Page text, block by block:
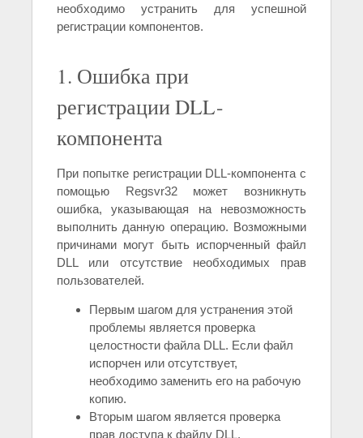
необходимо устранить для успешной
регистрации компонентов.
1. Ошибка при
регистрации DLL-
компонента
При попытке регистрации DLL-компонента с
помощью Regsvr32 может возникнуть
ошибка, указывающая на невозможность
выполнить данную операцию. Возможными
причинами могут быть испорченный файл
DLL или отсутствие необходимых прав
пользователей.
Первым шагом для устранения этой
проблемы является проверка
целостности файла DLL. Если файл
испорчен или отсутствует,
необходимо заменить его на рабочую
копию.
Вторым шагом является проверка
прав доступа к файлу DLL.